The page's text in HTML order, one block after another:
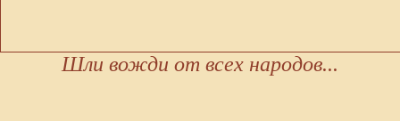
Шли вожди от всех народов...